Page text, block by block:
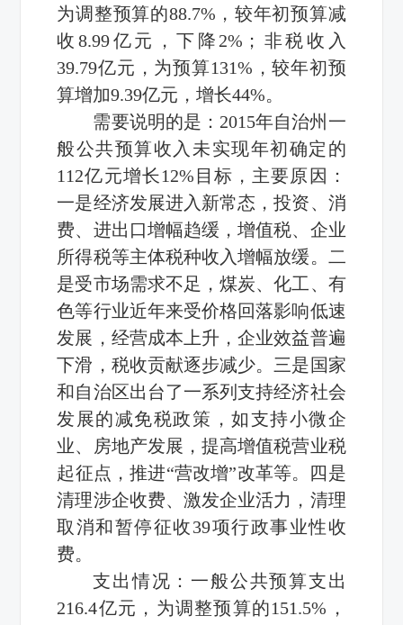
为调整预算的88.7%，较年初预算减
收8.99亿元，下降2%；非税收入
39.79亿元，为预算131%，较年初预
算增加9.39亿元，增长44%。
需要说明的是：2015年自治州一
般公共预算收入未实现年初确定的
112亿元增长12%目标，主要原因：
一是经济发展进入新常态，投资、消
费、进出口增幅趋缓，增值税、企业
所得税等主体税种收入增幅放缓。二
是受市场需求不足，煤炭、化工、有
色等行业近年来受价格回落影响低速
发展，经营成本上升，企业效益普遍
下滑，税收贡献逐步减少。三是国家
和自治区出台了一系列支持经济社会
发展的减免税政策，如支持小微企
业、房地产发展，提高增值税营业税
起征点，推进“营改增”改革等。四是
清理涉企收费、激发企业活力，清理
取消和暂停征收39项行政事业性收
费。
支出情况：一般公共预算支出
216.4亿元，为调整预算的151.5%，